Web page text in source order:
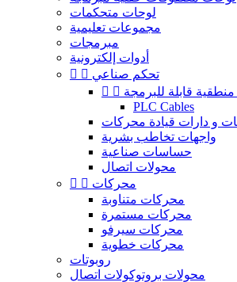
لوحات متحكمات
مجموعات تعليمية
مبرمجات
أدوات إلكترونية
  تحكم صناعي
  قابلة للبرمجة
PLC Cables
و دارات قيادة محركات
واجهات تخاطب بشرية
حساسات صناعية
محولات اتصال
  محركات
محركات متناوبة
محركات مستمرة
محركات سيرفو
محركات خطوية
روبوتات
محولات بروتوكولات اتصال